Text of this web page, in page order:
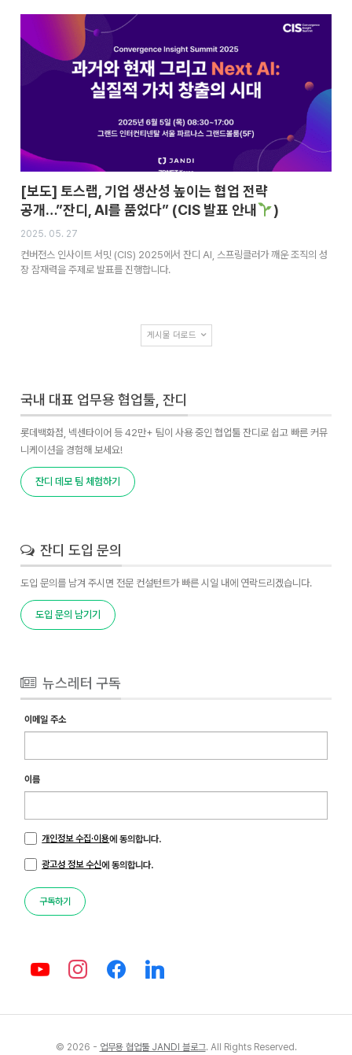
[보도] 토스랩, 기업 생산성 높이는 협업 전략
공개…”잔디, AI를 품었다” (CIS 발표 안내
)
2025. 05. 27
컨버전스 인사이트 서밋 (CIS) 2025에서 잔디 AI, 스프링클러가 깨운 조직의 성
장 잠재력을 주제로 발표를 진행합니다.
게시물 더로드
국내 대표 업무용 협업툴, 잔디
롯데백화점, 넥센타이어 등 42만+ 팀이 사용 중인 협업툴 잔디로 쉽고 빠른 커뮤
니케이션을 경험해 보세요!
잔디 데모 팀 체험하기
잔디 도입 문의
도입 문의를 남겨 주시면 전문 컨설턴트가 빠른 시일 내에 연락드리겠습니다.
도입 문의 남기기
뉴스레터 구독
이메일 주소
이름
개인정보 수집·이용에 동의합니다.
광고성 정보 수신에 동의합니다.
구독하기
© 2026 - 업무용 협업툴 JANDI 블로그. All Rights Reserved.